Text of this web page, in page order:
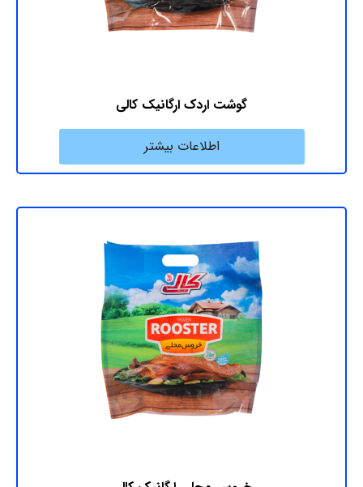
گوشت اردک ارگانیک کالی
اطلاعات بیشتر